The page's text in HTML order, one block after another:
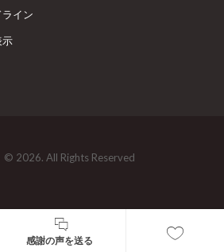
感謝の声を送る
ライン
示
2026. All Rights Reserved